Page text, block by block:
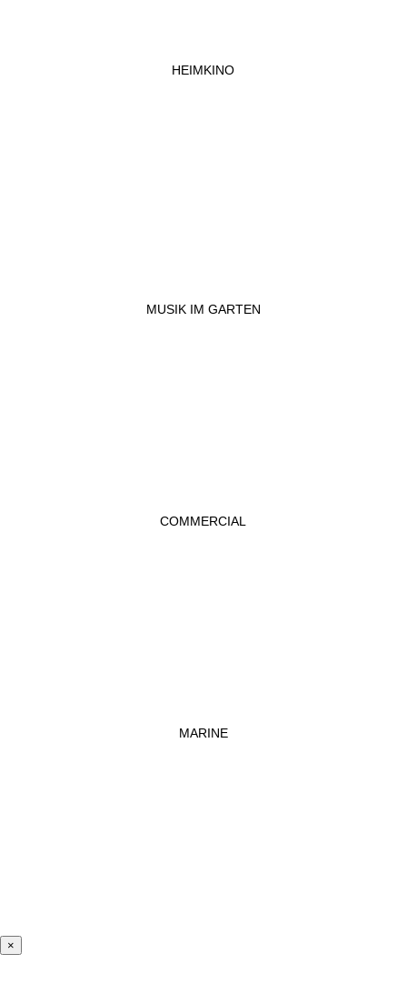
HEIMKINO
MUSIK IM GARTEN
COMMERCIAL
MARINE
×